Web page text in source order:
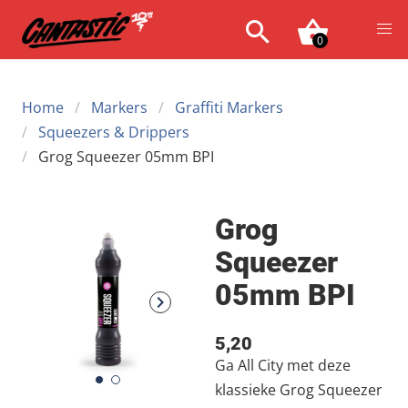
0
Home Markers
Graffiti Markers
Squeezers & Drippers
Grog Squeezer 05mm BPI
Grog
Squeezer
05mm BPI
5,20
Ga All City met deze
klassieke Grog Squeezer